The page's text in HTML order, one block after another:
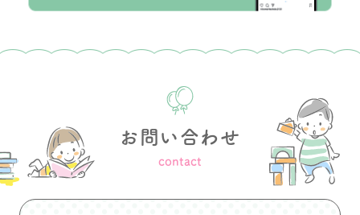
お問い合わせ
contact